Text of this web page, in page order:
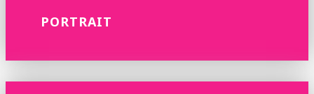
PORTRAIT